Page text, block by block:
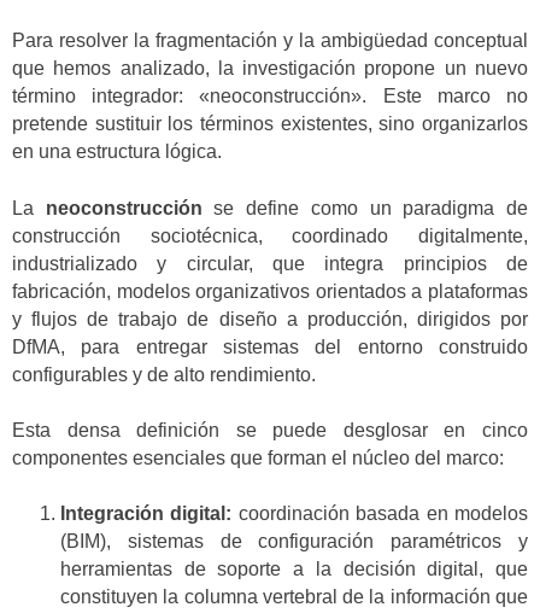
Para resolver la fragmentación y la ambigüedad conceptual
que hemos analizado, la investigación propone un nuevo
término integrador: «neoconstrucción». Este marco no
pretende sustituir los términos existentes, sino organizarlos
en una estructura lógica.
La neoconstrucción se define como un paradigma de
construcción sociotécnica, coordinado digitalmente,
industrializado y circular, que integra principios de
fabricación, modelos organizativos orientados a plataformas
y flujos de trabajo de diseño a producción, dirigidos por
DfMA, para entregar sistemas del entorno construido
configurables y de alto rendimiento.
Esta densa definición se puede desglosar en cinco
componentes esenciales que forman el núcleo del marco:
Integración digital: coordinación basada en modelos
(BIM), sistemas de configuración paramétricos y
herramientas de soporte a la decisión digital, que
constituyen la columna vertebral de la información que